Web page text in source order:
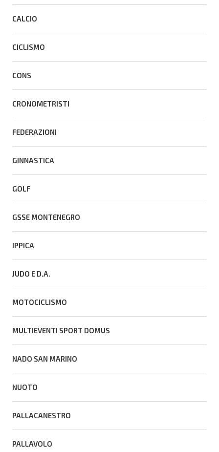
CALCIO
CICLISMO
CONS
CRONOMETRISTI
FEDERAZIONI
GINNASTICA
GOLF
GSSE MONTENEGRO
IPPICA
JUDO E D.A.
MOTOCICLISMO
MULTIEVENTI SPORT DOMUS
NADO SAN MARINO
NUOTO
PALLACANESTRO
PALLAVOLO